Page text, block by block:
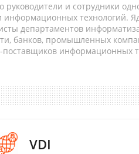
руководители и сотрудники
информационных технологий.
департаментов
банков, промышленных
информационных
VDI